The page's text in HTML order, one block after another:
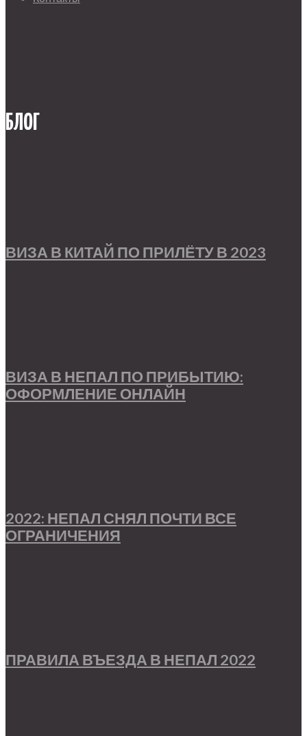
БЛОГ
ВИЗА В КИТАЙ ПО ПРИЛЁТУ В 2023
ВИЗА В НЕПАЛ ПО ПРИБЫТИЮ:
ОФОРМЛЕНИЕ ОНЛАЙН
2022: НЕПАЛ СНЯЛ ПОЧТИ ВСЕ
ОГРАНИЧЕНИЯ
ПРАВИЛА ВЪЕЗДА В НЕПАЛ 2022